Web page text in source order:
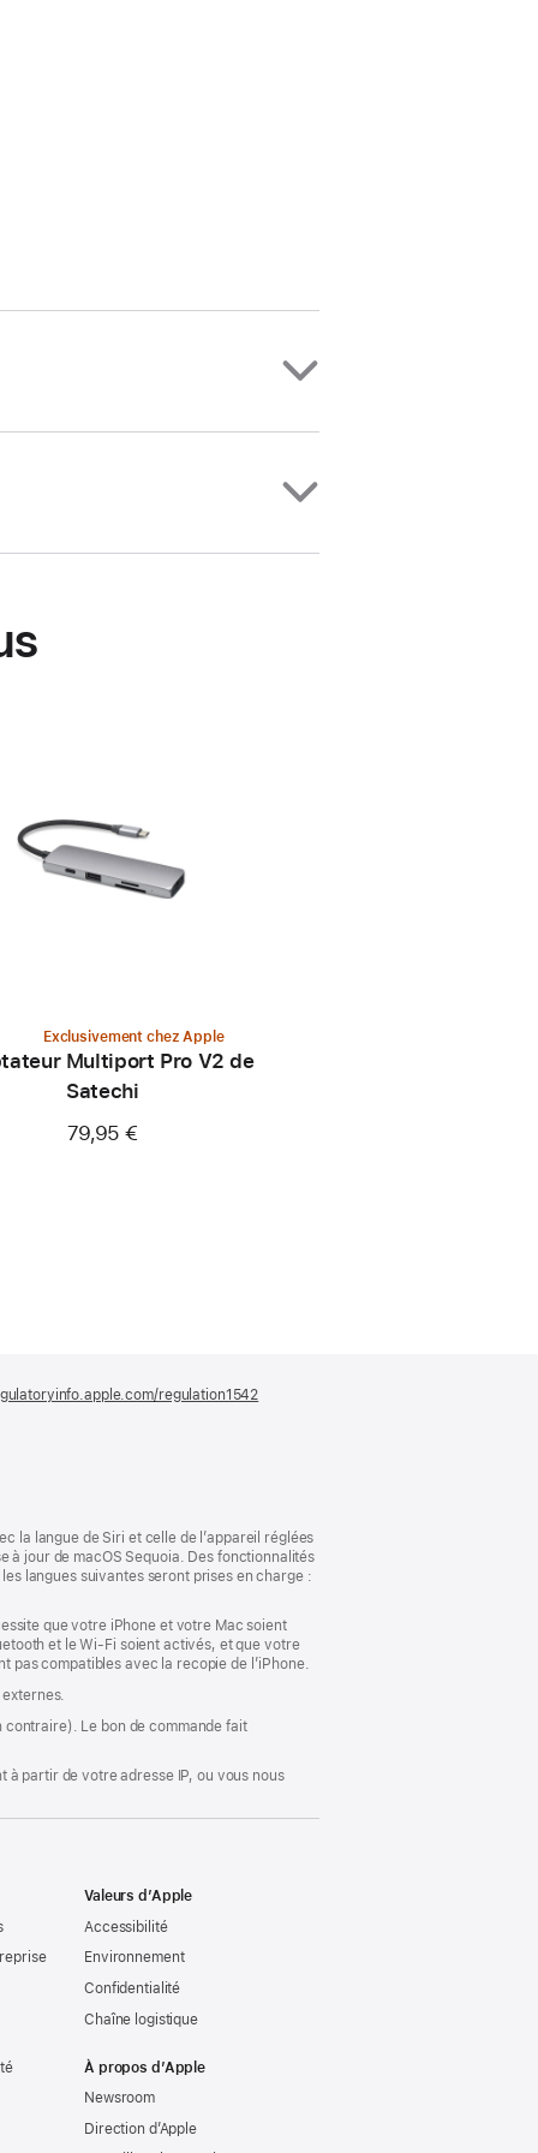
Exclusivement chez Apple
Multiport Pro V2 de
Satechi
79,95 €
regulation1542
la langue de Siri et celle de l’appareil réglées
à jour de macOS Sequoia. Des fonctionnalités
langues suivantes seront prises en charge :
que votre iPhone et votre Mac soient
et le Wi-Fi soient activés, et que votre
pas compatibles avec la recopie de l’iPhone.
contraire). Le bon de commande fait
partir de votre adresse IP, ou vous nous
Valeurs d’Apple
Accessibilité
Environnement
Confidentialité
Chaîne logistique
À propos d’Apple
Newsroom
Direction d’Apple